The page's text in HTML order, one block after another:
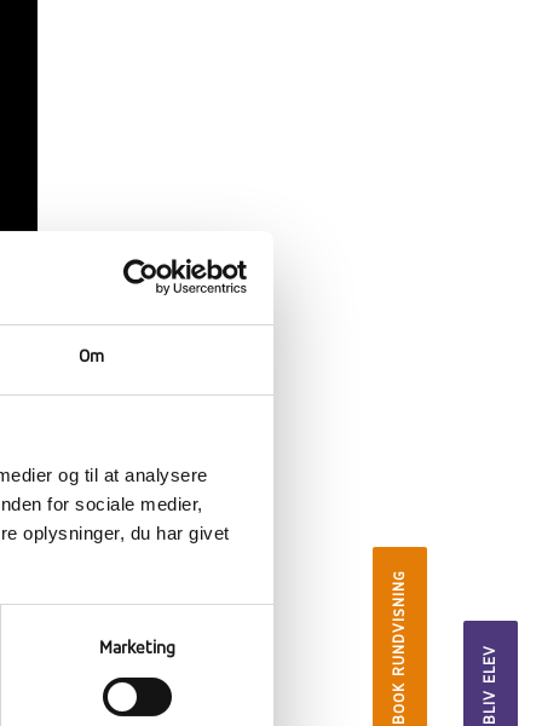
Om
og til at analysere
for sociale medier,
oplysninger, du har givet
Marketing BOOK RUNDVISNING BLIV ELEV
og